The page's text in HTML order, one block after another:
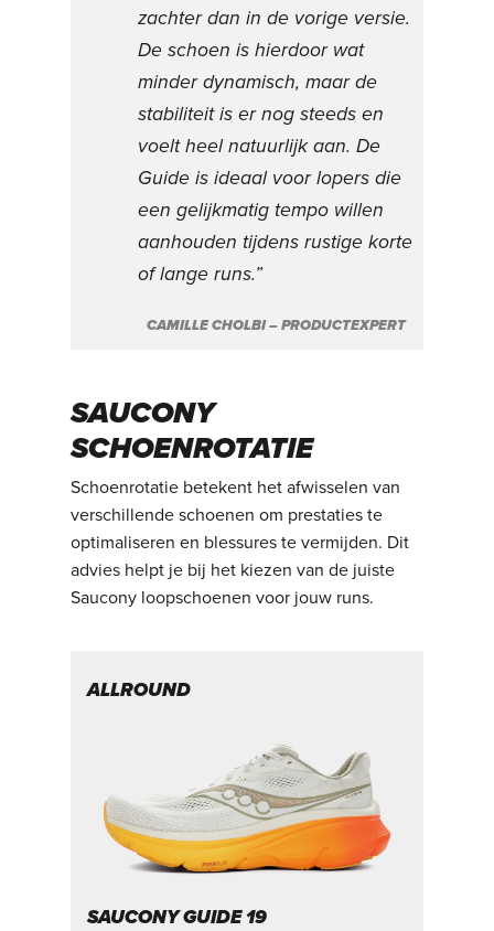
zachter dan in de vorige versie.
De schoen is hierdoor wat
minder dynamisch, maar de
stabiliteit is er nog steeds en
voelt heel natuurlijk aan. De
Guide is ideaal voor lopers die
een gelijkmatig tempo willen
aanhouden tijdens rustige korte
of lange runs.”
CAMILLE CHOLBI – PRODUCTEXPERT
SAUCONY
SCHOENROTATIE
Schoenrotatie betekent het afwisselen van
verschillende schoenen om prestaties te
optimaliseren en blessures te vermijden. Dit
advies helpt je bij het kiezen van de juiste
Saucony loopschoenen voor jouw runs.
ALLROUND
SAUCONY GUIDE 19